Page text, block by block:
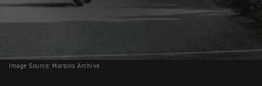
Image Source: Mortons Archive